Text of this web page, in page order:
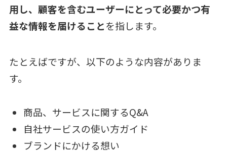
用し、顧客を含むユーザーにとって必要かつ有
益な情報を届けることを指します。
たとえばですが、以下のような内容がありま
す。
商品、サービスに関するQ&A
自社サービスの使い方ガイド
ブランドにかける想い